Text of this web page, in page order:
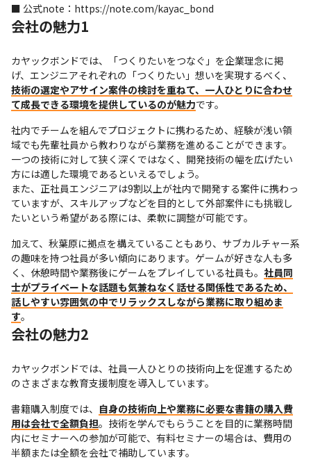
■ 公式note：https://note.com/kayac_bond
会社の魅力1
カヤックボンドでは、「つくりたいをつなぐ」を企業理念に掲
げ、エンジニアそれぞれの「つくりたい」想いを実現するべく、
技術の選定やアサイン案件の検討を重ねて、一人ひとりに合わせ
て成長できる環境を提供しているのが魅力です。
社内でチームを組んでプロジェクトに携わるため、経験が浅い領
域でも先輩社員から教わりながら業務を進めることができます。
一つの技術に対して狭く深くではなく、開発技術の幅を広げたい
方には適した環境であるといえるでしょう。
また、正社員エンジニアは9割以上が社内で開発する案件に携わっ
ていますが、スキルアップなどを目的として外部案件にも挑戦し
たいという希望がある際には、柔軟に調整が可能です。
加えて、秋葉原に拠点を構えていることもあり、サブカルチャー系
の趣味を持つ社員が多い傾向にあります。ゲームが好きな人も多
く、休憩時間や業務後にゲームをプレイしている社員も。 社員同
士がプライベートな話題も気兼ねなく話せる関係性であるため、
話しやすい雰囲気の中でリラックスしながら業務に取り組めま
す。
会社の魅力2
カヤックボンドでは、社員一人ひとりの技術向上を促進するため
のさまざまな教育支援制度を導入しています。
書籍購入制度では、 自身の技術向上や業務に必要な書籍の購入費
用は会社で全額負担。技術を学んでもらうことを目的に業務時間
内にセミナーへの参加が可能で、有料セミナーの場合は、費用の
半額または全額を会社で補助しています。